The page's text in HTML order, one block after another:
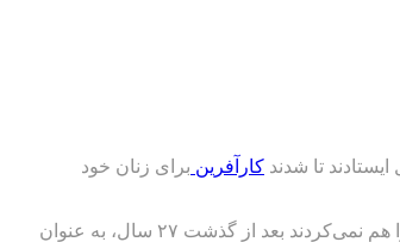
کارآفرین برای زنان خود
آن روزکه خانواده «علی‌شاهی» برای عملی کردن آرزوهایشان شهر و دیار خود را ترک کردند و امیدشان را به هنر «سرامیک و سفال» گره زدند، اصلاً فکرش را هم نمی‌کردند بعد از گذشت ۲۷ سال، به عنوان